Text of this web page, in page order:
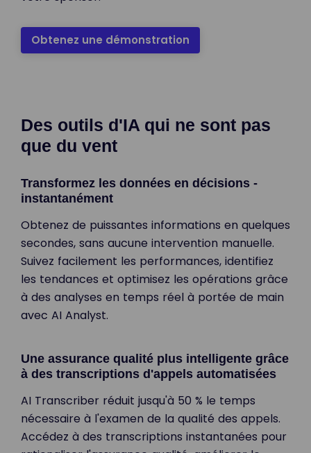
Obtenez une démonstration
Des outils d'IA qui ne sont pas
que du vent
Transformez les données en décisions -
instantanément
Obtenez de puissantes informations en quelques
secondes, sans aucune intervention manuelle.
Suivez facilement les performances, identifiez
les tendances et optimisez les opérations grâce
à des analyses en temps réel à portée de main
avec AI Analyst.
Une assurance qualité plus intelligente grâce
à des transcriptions d'appels automatisées
AI Transcriber réduit jusqu'à 50 % le temps
nécessaire à l'examen de la qualité des appels.
Accédez à des transcriptions instantanées pour